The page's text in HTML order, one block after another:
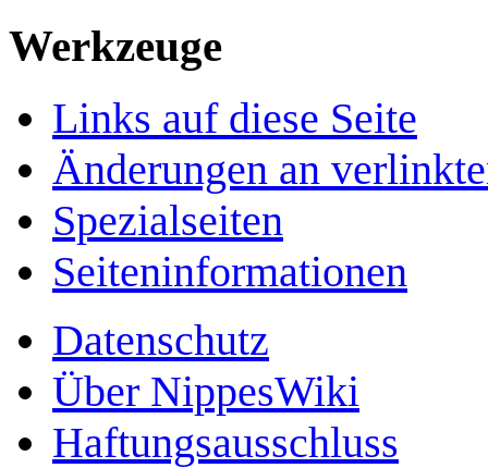
Werkzeuge
Links auf diese Seite
Änderungen an
Spezialseiten
Seiten­­informationen
Datenschutz
Über NippesWiki
Haftungsausschluss